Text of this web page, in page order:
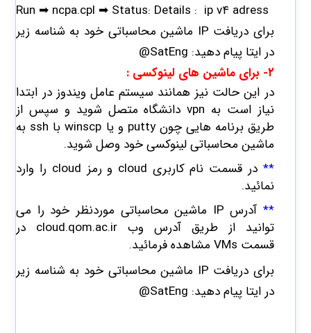
Run ➡ ️ ncpa.cpl ➡ ️ Status: Details : ip v۴ adress
برای دریافت IP ماشین محاسباتی خود به شناسه زیر
در ایتا پیام دهید: @SatEng
۲- برای ماشین های لینوکسی :
در این حالت نیز همانند سیستم عامل ویندوز در ابتدا
نیاز است به vpn دانشگاه متصل شوید و سپس از
طریق برنامه هایی چون putty و یا winscp با ssh به
ماشین محاسباتی لینوکسی خود وصل شوید.
**
در قسمت نام کاربری cloud و رمز cloud را وارد
نمائید.
**
آدرس IP ماشین محاسباتی موردنظر خود را می
توانید از طریق آدرس وب cloud.qom.ac.ir در
قسمت VMs مشاهده فرمائید.
برای دریافت IP ماشین محاسباتی خود به شناسه زیر
در ایتا پیام دهید: @SatEng